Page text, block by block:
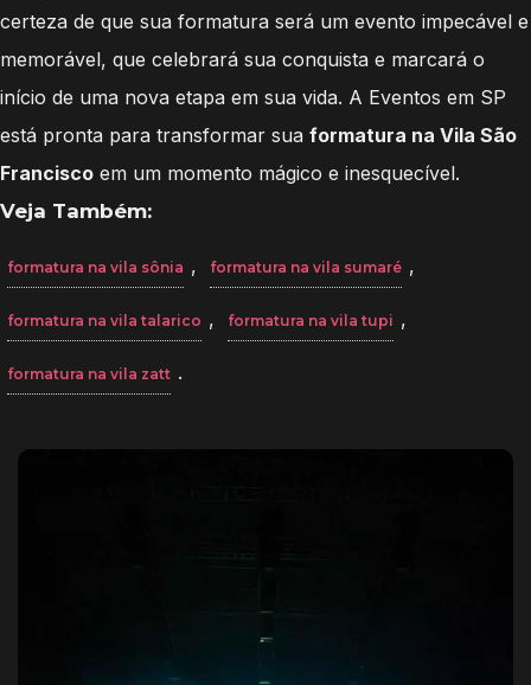
certeza de que sua formatura será um evento impecável e
memorável, que celebrará sua conquista e marcará o
início de uma nova etapa em sua vida. A Eventos em SP
está pronta para transformar sua formatura na Vila São
Francisco em um momento mágico e inesquecível.
Veja Também:
formatura na vila sônia , formatura na vila sumaré ,
formatura na vila talarico , formatura na vila tupi ,
formatura na vila zatt .